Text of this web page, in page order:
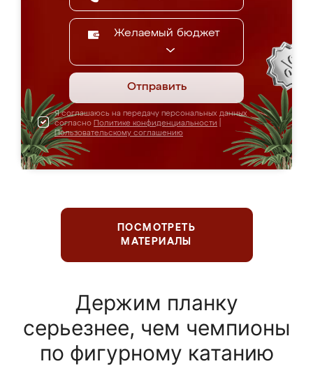
Желаемый бюджет
Отправить
Я соглашаюсь на передачу персональных данных
согласно Политике конфиденциальности
Пользовательскому соглашению
ПОСМОТРЕТЬ
МАТЕРИАЛЫ
Держим планку
серьезнее, чем чемпионы
по фигурному катанию